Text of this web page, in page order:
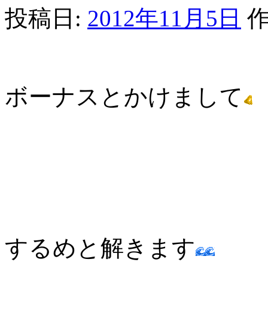
投稿日: 2012年11月5日
ボーナスとかけまして
するめと解きます